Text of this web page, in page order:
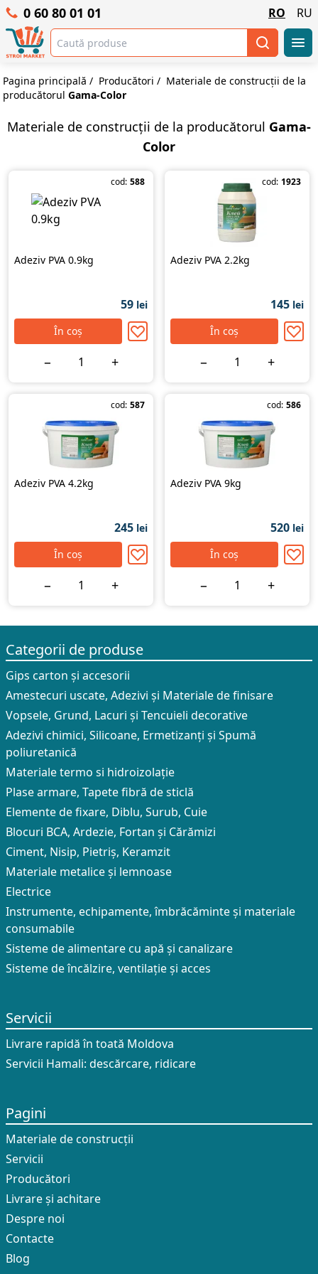
0 60 80 01 01 RO RU
Pagina principală / Producători / Materiale de construcții de la
producătorul Gama-Color
Materiale de construcții de la producătorul Gama-
Color
cod: 588
Adeziv PVA 0.9kg
59 lei
În coș
− +
cod: 1923
Adeziv PVA 2.2kg
145 lei
În coș
− +
cod: 587
Adeziv PVA 4.2kg
245 lei
În coș
− +
cod: 586
Adeziv PVA 9kg
520 lei
În coș
− +
Categorii de produse
Gips carton și accesorii
Amestecuri uscate, Adezivi şi Materiale de finisare
Vopsele, Grund, Lacuri și Tencuieli decorative
Adezivi chimici, Silicoane, Ermetizanți și Spumă
poliuretanică
Materiale termo si hidroizolație
Plase armare, Tapete fibră de sticlă
Elemente de fixare, Diblu, Surub, Cuie
Blocuri BCA, Ardezie, Fortan și Cărămizi
Ciment, Nisip, Pietriș, Keramzit
Materiale metalice și lemnoase
Electrice
Instrumente, echipamente, îmbrăcăminte și materiale
consumabile
Sisteme de alimentare cu apă și canalizare
Sisteme de încălzire, ventilație și acces
Servicii
Livrare rapidă în toată Moldova
Servicii Hamali: descărcare, ridicare
Pagini
Materiale de construcții
Servicii
Producători
Livrare și achitare
Despre noi
Contacte
Blog